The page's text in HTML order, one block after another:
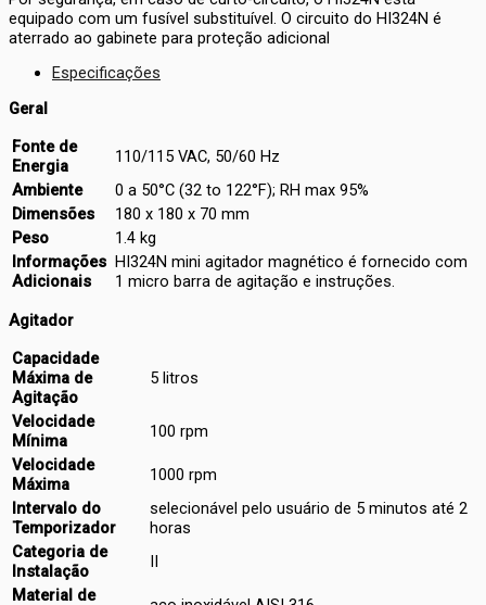
equipado com um fusível substituível. O circuito do HI324N é
aterrado ao gabinete para proteção adicional
Especificações
Geral
Fonte de
Energia
110/115 VAC, 50/60 Hz
Ambiente
0 a 50°C (32 to 122°F); RH max 95%
Dimensões
180 x 180 x 70 mm
Peso
1.4 kg
Informações
Adicionais
HI324N mini agitador magnético é fornecido com
1 micro barra de agitação e instruções.
Agitador
Capacidade
Máxima de
Agitação
5 litros
Velocidade
Mínima
100 rpm
Velocidade
Máxima
1000 rpm
Intervalo do
Temporizador
selecionável pelo usuário de 5 minutos até 2
horas
Categoria de
Instalação
Material de